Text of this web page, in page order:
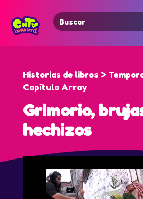
Search
for:
Historias de libros >
Capítulo Array
Grimorio,
hechizos